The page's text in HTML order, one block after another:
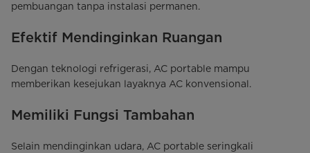
pembuangan tanpa instalasi permanen.
Efektif Mendinginkan Ruangan
Dengan teknologi refrigerasi, AC portable mampu
memberikan kesejukan layaknya AC konvensional.
Memiliki Fungsi Tambahan
Selain mendinginkan udara, AC portable seringkali